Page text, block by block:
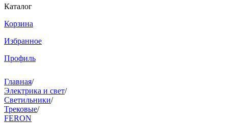
Каталог
Корзина
Избранное
Профиль
Главная/
Электрика и свет/
Светильники/
Трековые/
FERON